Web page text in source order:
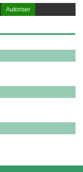
Autoriser